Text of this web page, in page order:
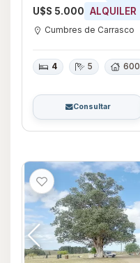
U$S 5.000 ALQUILER
Cumbres de Carrasco
4 5 600
Consultar